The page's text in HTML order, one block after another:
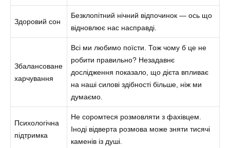
Здоровий сон
Безклопітний нічний відпочинок — ось що
відновлює нас насправді.
Збалансоване
харчування
Всі ми любимо поїсти. Тож чому б це не
робити правильно? Незадавнє
дослідження показало, що дієта впливає
на наші силові здібності більше, ніж ми
думаємо.
Психологічна
підтримка
Не соромтеся розмовляти з фахівцем.
Іноді відверта розмова може зняти тисячі
каменів із душі.